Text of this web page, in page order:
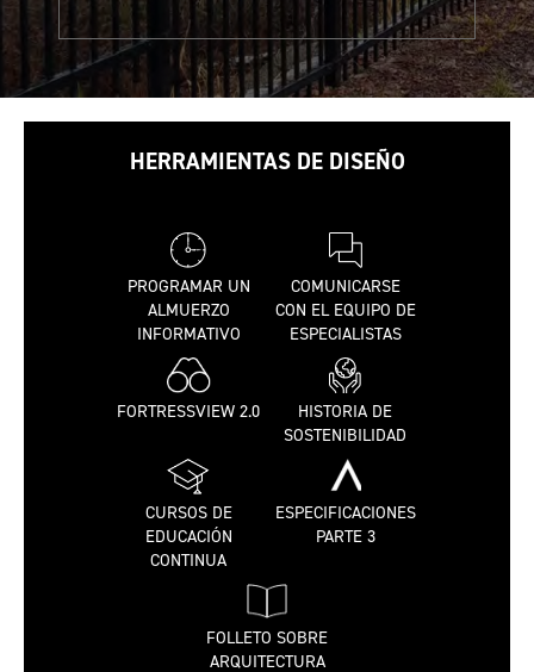
Instrucciones de
instalación de A2
comercial
Instrucciones de
instalación de A2
comercial (español)
instalación de A2
comercial (francés)
Hoja de ventas de A2
comercial
HERRAMIENTAS DE DISEÑO
PROGRAMAR UN
ALMUERZO
INFORMATIVO
COMUNICARSE
CON EL EQUIPO DE
ESPECIALISTAS
FORTRESSVIEW 2.0
HISTORIA DE
SOSTENIBILIDAD
CURSOS DE
EDUCACIÓN
CONTINUA
ESPECIFICACIONES
PARTE 3
FOLLETO SOBRE
ARQUITECTURA